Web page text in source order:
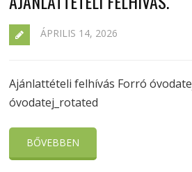
ÁPRILIS 14, 2026
Ajánlattételi felhívás Forró
óvodatej_rotated
BŐVEBBEN